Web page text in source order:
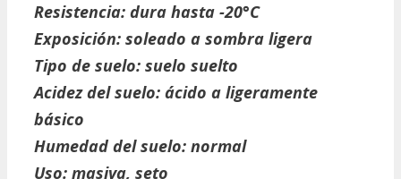
Resistencia: dura hasta -20°C
Exposición: soleado a sombra ligera
Tipo de suelo: suelo suelto
Acidez del suelo: ácido a ligeramente
básico
Humedad del suelo: normal
Uso: masiva, seto